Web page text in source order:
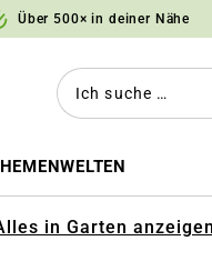
Über 500× in deiner Nähe
in Garten anzeigen